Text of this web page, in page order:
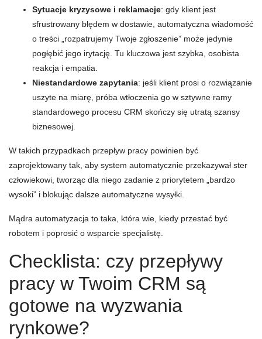
Sytuacje kryzysowe i reklamacje: gdy klient jest
sfrustrowany błędem w dostawie, automatyczna wiadomość
o treści „rozpatrujemy Twoje zgłoszenie” może jedynie
pogłębić jego irytację. Tu kluczowa jest szybka, osobista
reakcja i empatia.
Niestandardowe zapytania: jeśli klient prosi o rozwiązanie
uszyte na miarę, próba wtłoczenia go w sztywne ramy
standardowego procesu CRM skończy się utratą szansy
biznesowej.
W takich przypadkach przepływ pracy powinien być
zaprojektowany tak, aby system automatycznie przekazywał ster
człowiekowi, tworząc dla niego zadanie z priorytetem „bardzo
wysoki” i blokując dalsze automatyczne wysyłki.
Mądra automatyzacja to taka, która wie, kiedy przestać być
robotem i poprosić o wsparcie specjalistę.
Checklista: czy przepływy
pracy w Twoim CRM są
gotowe na wyzwania
rynkowe?